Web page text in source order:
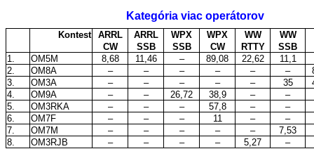
Kategória viac operátorov
Kontest ARRL ARRL WPX WPX WW
WW
CW
SSB SSB CW RTTY
SSB
1.
OM5M 8,68 11,46 – 89,08 22,62
11,1
2.
OM8A – – – – – –
3.
OM3A – – – – – 35
4.
OM9A – – 26,72 38,9 –
–
5.
OM3RKA – – – 57,8 –
–
6.
OM7F – – – 11 –
–
7.
OM7M – – – – –
7,53
8.
OM3RJB – – – – 5,27 –